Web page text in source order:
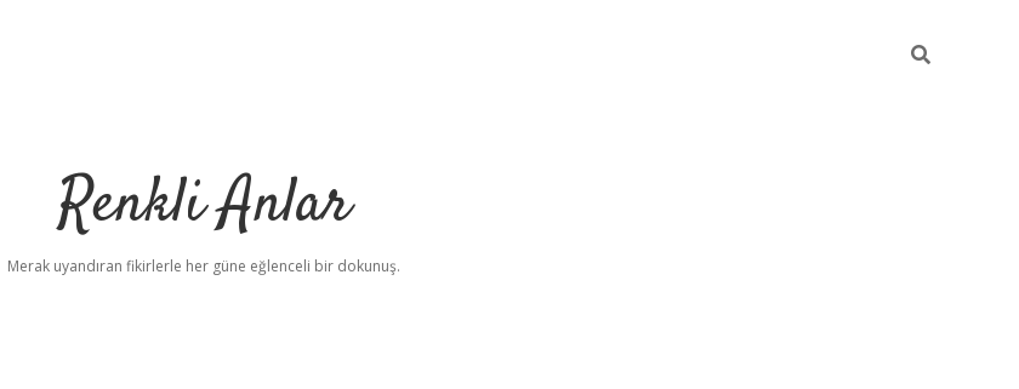
Renkli Anlar
Merak uyandıran fikirlerle her güne eğlenceli bir dokunuş.